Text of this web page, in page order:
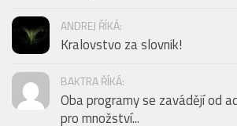
ANDREJ ŘÍKÁ:
Kralovstvo za slovnik!
BAKTRA ŘÍKÁ:
Oba programy se zavádějí od
pro množství...